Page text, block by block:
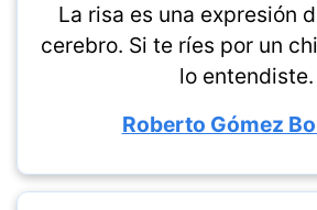
La risa es una expresión
cerebro. Si te ríes por un
lo entendiste.
Roberto Gómez